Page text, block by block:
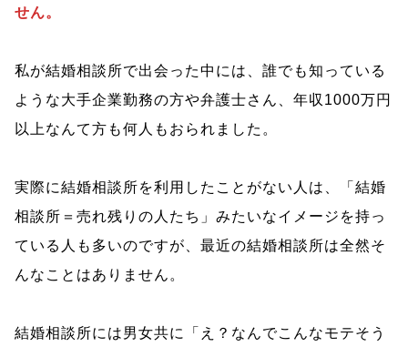
せん。
私が結婚相談所で出会った中には、誰でも知っている
ような大手企業勤務の方や弁護士さん、年収1000万円
以上なんて方も何人もおられました。
実際に結婚相談所を利用したことがない人は、「結婚
相談所＝売れ残りの人たち」みたいなイメージを持っ
ている人も多いのですが、最近の結婚相談所は全然そ
んなことはありません。
結婚相談所には男女共に「え？なんでこんなモテそう